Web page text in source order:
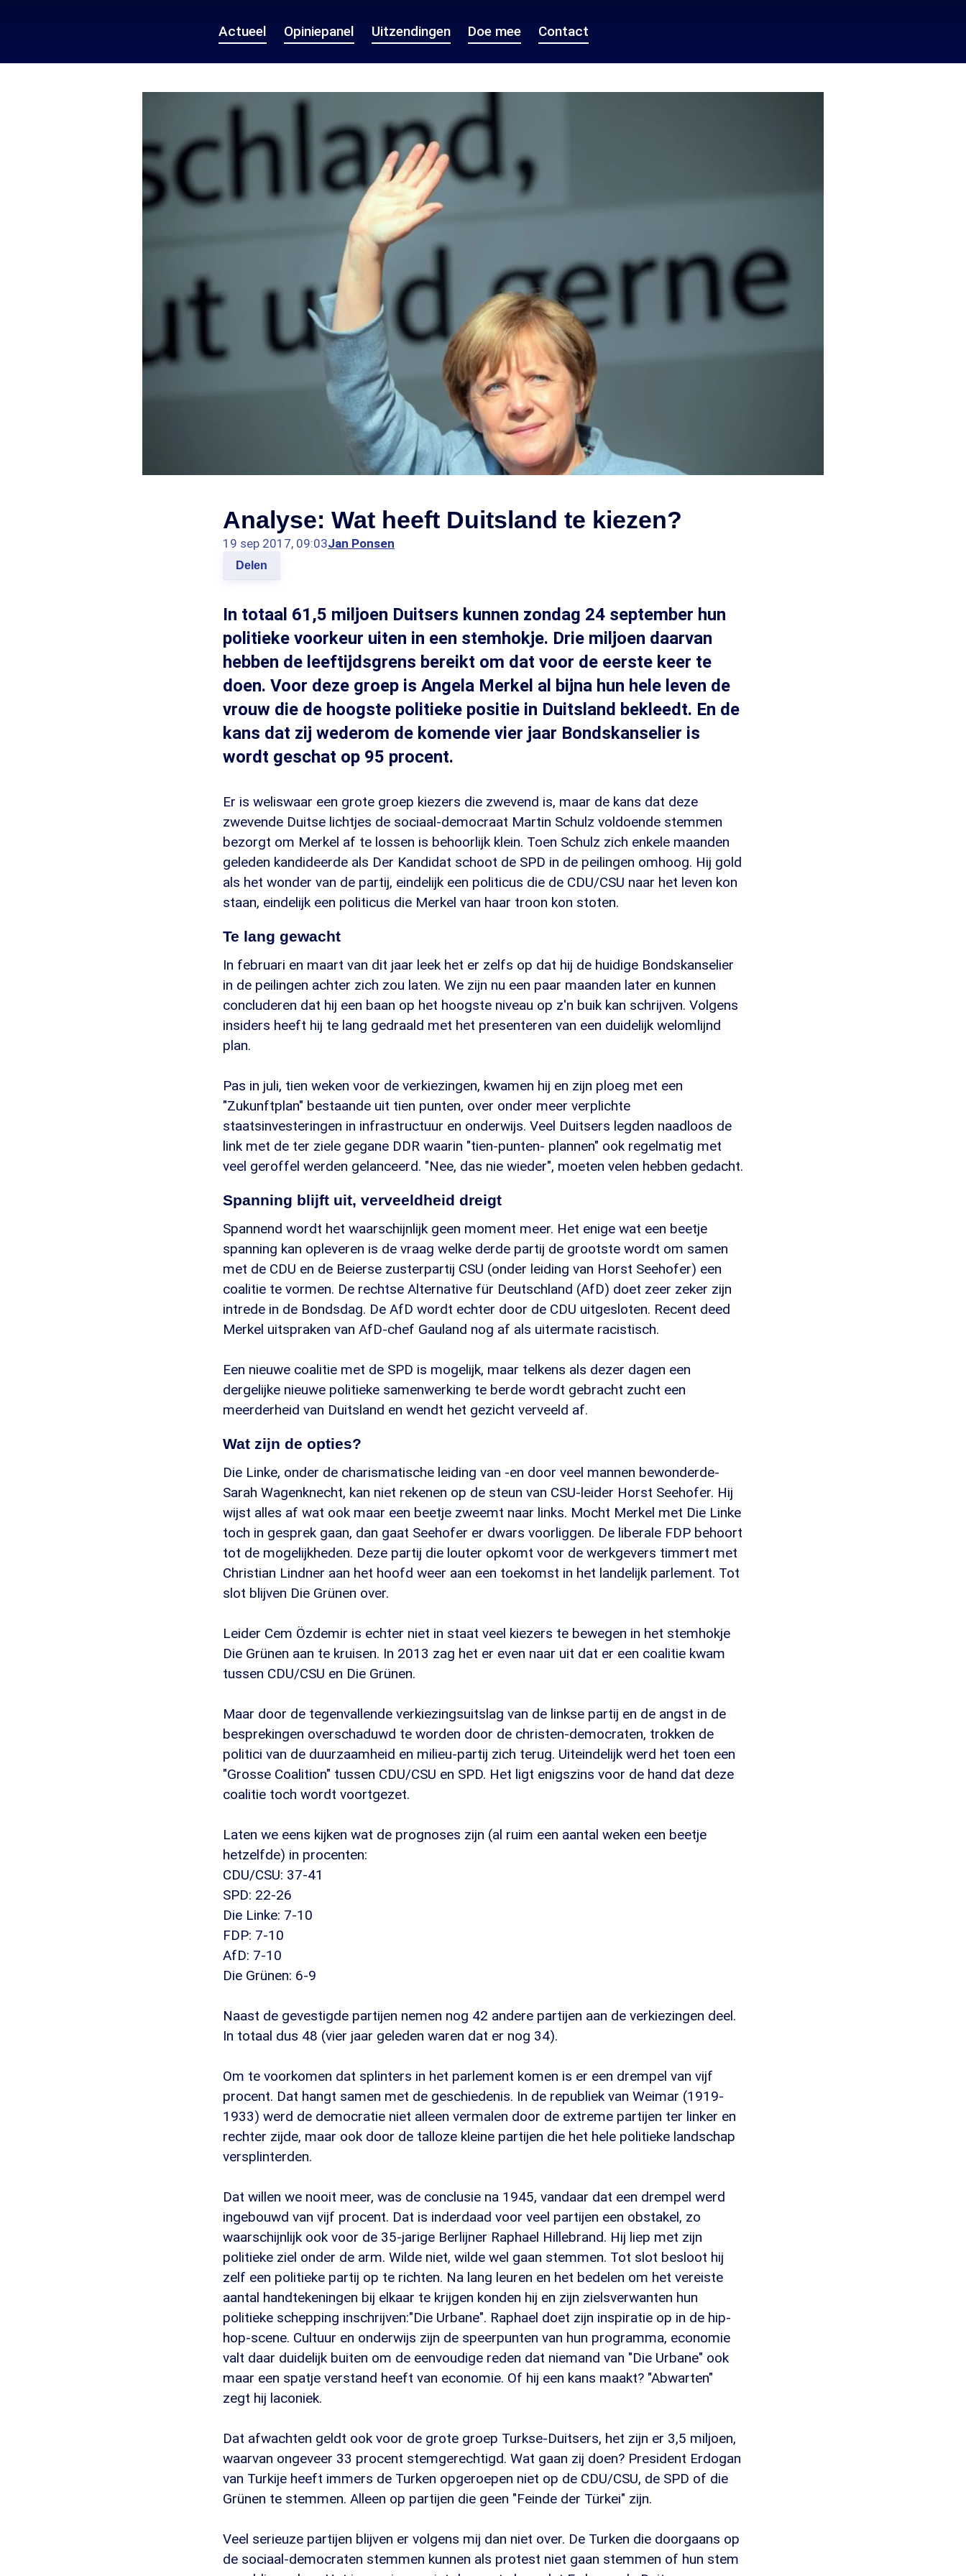
Actueel Opiniepanel Uitzendingen Doe mee Contact
Analyse: Wat heeft Duitsland te kiezen?
19 sep 2017, 09:03Jan Ponsen
Delen
In totaal 61,5 miljoen Duitsers kunnen zondag 24 september hun
politieke voorkeur uiten in een stemhokje. Drie miljoen daarvan
hebben de leeftijdsgrens bereikt om dat voor de eerste keer te
doen. Voor deze groep is Angela Merkel al bijna hun hele leven de
vrouw die de hoogste politieke positie in Duitsland bekleedt. En de
kans dat zij wederom de komende vier jaar Bondskanselier is
wordt geschat op 95 procent.
Er is weliswaar een grote groep kiezers die zwevend is, maar de kans dat deze
zwevende Duitse lichtjes de sociaal-democraat Martin Schulz voldoende stemmen
bezorgt om Merkel af te lossen is behoorlijk klein. Toen Schulz zich enkele maanden
geleden kandideerde als Der Kandidat schoot de SPD in de peilingen omhoog. Hij gold
als het wonder van de partij, eindelijk een politicus die de CDU/CSU naar het leven kon
staan, eindelijk een politicus die Merkel van haar troon kon stoten.
Te lang gewacht
In februari en maart van dit jaar leek het er zelfs op dat hij de huidige Bondskanselier
in de peilingen achter zich zou laten. We zijn nu een paar maanden later en kunnen
concluderen dat hij een baan op het hoogste niveau op z'n buik kan schrijven. Volgens
insiders heeft hij te lang gedraald met het presenteren van een duidelijk welomlijnd
plan.
Pas in juli, tien weken voor de verkiezingen, kwamen hij en zijn ploeg met een
"Zukunftplan" bestaande uit tien punten, over onder meer verplichte
staatsinvesteringen in infrastructuur en onderwijs. Veel Duitsers legden naadloos de
link met de ter ziele gegane DDR waarin "tien-punten- plannen" ook regelmatig met
veel geroffel werden gelanceerd. "Nee, das nie wieder", moeten velen hebben gedacht.
Spanning blijft uit, verveeldheid dreigt
Spannend wordt het waarschijnlijk geen moment meer. Het enige wat een beetje
spanning kan opleveren is de vraag welke derde partij de grootste wordt om samen
met de CDU en de Beierse zusterpartij CSU (onder leiding van Horst Seehofer) een
coalitie te vormen. De rechtse Alternative für Deutschland (AfD) doet zeer zeker zijn
intrede in de Bondsdag. De AfD wordt echter door de CDU uitgesloten. Recent deed
Merkel uitspraken van AfD-chef Gauland nog af als uitermate racistisch.
Een nieuwe coalitie met de SPD is mogelijk, maar telkens als dezer dagen een
dergelijke nieuwe politieke samenwerking te berde wordt gebracht zucht een
meerderheid van Duitsland en wendt het gezicht verveeld af.
Wat zijn de opties?
Die Linke, onder de charismatische leiding van -en door veel mannen bewonderde-
Sarah Wagenknecht, kan niet rekenen op de steun van CSU-leider Horst Seehofer. Hij
wijst alles af wat ook maar een beetje zweemt naar links. Mocht Merkel met Die Linke
toch in gesprek gaan, dan gaat Seehofer er dwars voorliggen. De liberale FDP behoort
tot de mogelijkheden. Deze partij die louter opkomt voor de werkgevers timmert met
Christian Lindner aan het hoofd weer aan een toekomst in het landelijk parlement. Tot
slot blijven Die Grünen over.
Leider Cem Özdemir is echter niet in staat veel kiezers te bewegen in het stemhokje
Die Grünen aan te kruisen. In 2013 zag het er even naar uit dat er een coalitie kwam
tussen CDU/CSU en Die Grünen.
Maar door de tegenvallende verkiezingsuitslag van de linkse partij en de angst in de
besprekingen overschaduwd te worden door de christen-democraten, trokken de
politici van de duurzaamheid en milieu-partij zich terug. Uiteindelijk werd het toen een
"Grosse Coalition" tussen CDU/CSU en SPD. Het ligt enigszins voor de hand dat deze
coalitie toch wordt voortgezet.
Laten we eens kijken wat de prognoses zijn (al ruim een aantal weken een beetje
hetzelfde) in procenten:
CDU/CSU: 37-41
SPD: 22-26
Die Linke: 7-10
FDP: 7-10
AfD: 7-10
Die Grünen: 6-9
Naast de gevestigde partijen nemen nog 42 andere partijen aan de verkiezingen deel.
In totaal dus 48 (vier jaar geleden waren dat er nog 34).
Om te voorkomen dat splinters in het parlement komen is er een drempel van vijf
procent. Dat hangt samen met de geschiedenis. In de republiek van Weimar (1919-
1933) werd de democratie niet alleen vermalen door de extreme partijen ter linker en
rechter zijde, maar ook door de talloze kleine partijen die het hele politieke landschap
versplinterden.
Dat willen we nooit meer, was de conclusie na 1945, vandaar dat een drempel werd
ingebouwd van vijf procent. Dat is inderdaad voor veel partijen een obstakel, zo
waarschijnlijk ook voor de 35-jarige Berlijner Raphael Hillebrand. Hij liep met zijn
politieke ziel onder de arm. Wilde niet, wilde wel gaan stemmen. Tot slot besloot hij
zelf een politieke partij op te richten. Na lang leuren en het bedelen om het vereiste
aantal handtekeningen bij elkaar te krijgen konden hij en zijn zielsverwanten hun
politieke schepping inschrijven:"Die Urbane". Raphael doet zijn inspiratie op in de hip-
hop-scene. Cultuur en onderwijs zijn de speerpunten van hun programma, economie
valt daar duidelijk buiten om de eenvoudige reden dat niemand van "Die Urbane" ook
maar een spatje verstand heeft van economie. Of hij een kans maakt? "Abwarten"
zegt hij laconiek.
Dat afwachten geldt ook voor de grote groep Turkse-Duitsers, het zijn er 3,5 miljoen,
waarvan ongeveer 33 procent stemgerechtigd. Wat gaan zij doen? President Erdogan
van Turkije heeft immers de Turken opgeroepen niet op de CDU/CSU, de SPD of die
Grünen te stemmen. Alleen op partijen die geen "Feinde der Türkei" zijn.
Veel serieuze partijen blijven er volgens mij dan niet over. De Turken die doorgaans op
de sociaal-democraten stemmen kunnen als protest niet gaan stemmen of hun stem